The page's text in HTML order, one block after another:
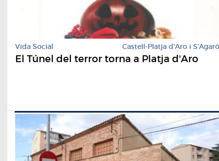
Vida Social Castell-Platja d'Aro i S'Agaró
El Túnel del terror torna a Platja d'Aro